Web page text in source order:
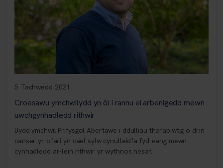
5 Tachwedd 2021
Croesawu ymchwilydd yn ôl i rannu ei arbenigedd mewn
uwchgynhadledd rithwir
Bydd ymchwil Prifysgol Abertawe i ddulliau therapiwtig o drin
canser yr ofari yn cael sylw cynulleidfa fyd-eang mewn
cynhadledd ar-lein rithwir yr wythnos nesaf.